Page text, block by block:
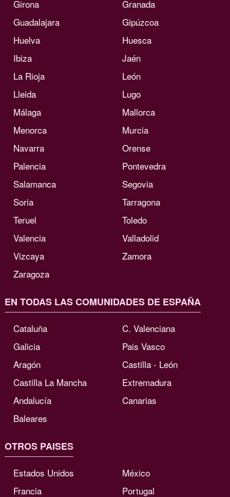
Girona
Granada
Guadalajara
Gipúzcoa
Huelva
Huesca
Ibiza
Jaén
La Rioja
León
Lleida
Lugo
Málaga
Mallorca
Menorca
Murcia
Navarra
Orense
Palencia
Pontevedra
Salamanca
Segovia
Soria
Tarragona
Teruel
Toledo
Valencia
Valladolid
Vizcaya
Zamora
Zaragoza
EN TODAS LAS COMUNIDADES DE ESPAÑA
Cataluña
C. Valenciana
Galicia
Pais Vasco
Aragón
Castilla - León
Castilla La Mancha
Extremadura
Andalucía
Canarias
Baleares
OTROS PAISES
Estados Unidos
México
Francia
Portugal